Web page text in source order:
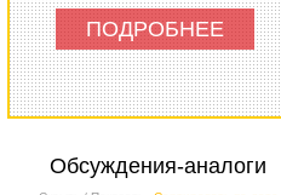
ПОДРОБНЕЕ
Обсуждения-аналоги